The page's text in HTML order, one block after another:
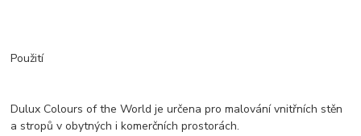
Použití
Dulux Colours of the World je určena pro malování vnitřních stěn
a stropů v obytných i komerčních prostorách.